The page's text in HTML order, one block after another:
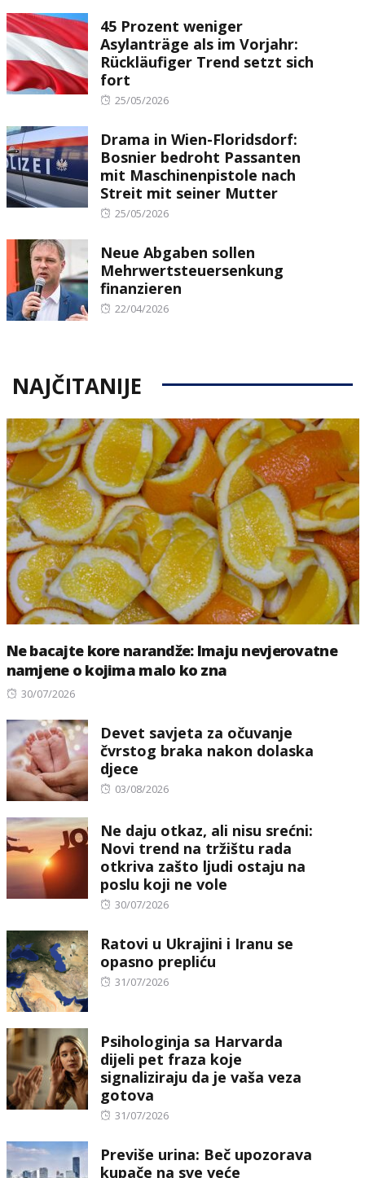
45 Prozent weniger
Asylanträge als im Vorjahr:
Rückläufiger Trend setzt sich
fort
Posted
25/05/2026
Drama in Wien-Floridsdorf:
Bosnier bedroht Passanten
mit Maschinenpistole nach
Streit mit seiner Mutter
Posted
25/05/2026
Neue Abgaben sollen
Mehrwertsteuersenkung
finanzieren
Posted
22/04/2026
NAJČITANIJE
Ne bacajte kore narandže: Imaju nevjerovatne
namjene o kojima malo ko zna
Posted
30/07/2026
Devet savjeta za očuvanje
čvrstog braka nakon dolaska
djece
Posted
03/08/2026
Ne daju otkaz, ali nisu srećni:
Novi trend na tržištu rada
otkriva zašto ljudi ostaju na
poslu koji ne vole
Posted
30/07/2026
Ratovi u Ukrajini i Iranu se
opasno prepliću
Posted
31/07/2026
Psihologinja sa Harvarda
dijeli pet fraza koje
signaliziraju da je vaša veza
gotova
Posted
31/07/2026
Previše urina: Beč upozorava
kupače na sve veće